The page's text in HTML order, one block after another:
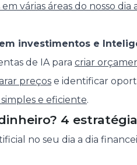
várias áreas do nosso dia
investimentos e
de IA para criar
preços e identificar
e eficiente.
4
no seu dia a dia